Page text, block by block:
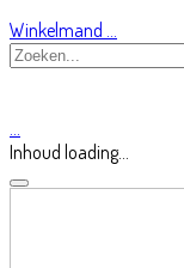
Winkelmand …
…
Inhoud loading...